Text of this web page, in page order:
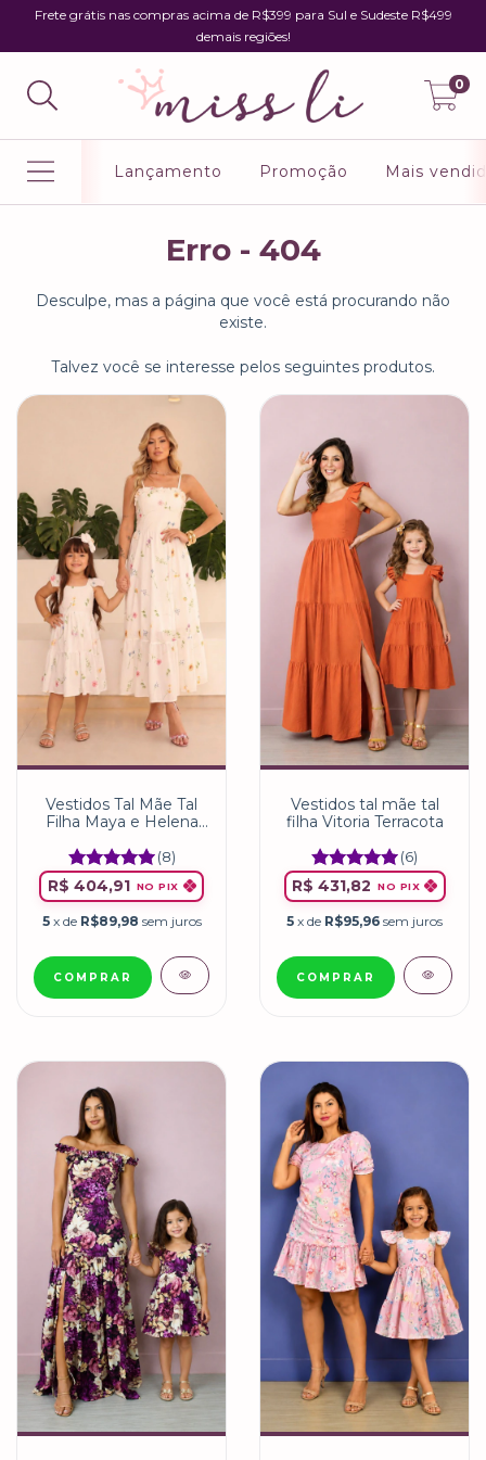
Frete grátis nas compras acima de R$399 para Sul e Sudeste R$499
demais regiões!
0
Lançamento Promoção Mais
Erro - 404
Desculpe, mas a página que você está procurando não
existe.
Talvez você se interesse pelos seguintes produtos.
Vestidos Tal Mãe Tal
Filha Maya e Helena
(8)
R$ 404,91 NO PIX
5 x de R$89,98 sem juros
COMPRAR
Vestidos tal mãe tal
filha Vitoria Terracota
(6)
R$ 431,82 NO PIX
5 x de R$95,96 sem juros
COMPRAR